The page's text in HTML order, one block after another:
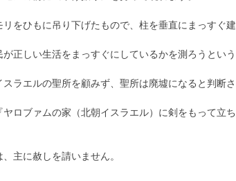
リをひもに吊り下げたもので、柱を垂直にまっすぐ
正しい生活をまっすぐにしているかを測ろうという
ラエルの聖所を顧みず、聖所は廃墟になると判断さ
ロブァムの家（北朝イスラエル）に剣をもって立
主に赦しを請いません。